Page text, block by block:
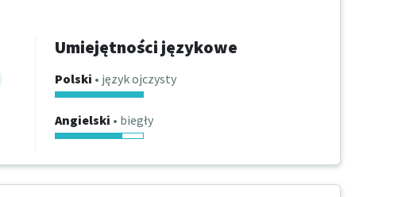
Umiejętności językowe
Polski • język ojczysty
Angielski • biegły